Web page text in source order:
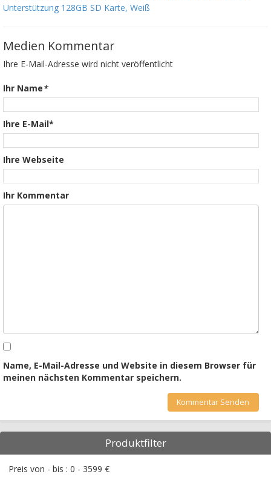
Unterstützung 128GB SD Karte, Weiß
Medien Kommentar
Ihre E-Mail-Adresse wird nicht veröffentlicht
Ihr Name*
Ihre E-Mail*
Ihre Webseite
Ihr Kommentar
Name, E-Mail-Adresse und Website in diesem Browser für
meinen nächsten Kommentar speichern.
Produktfilter
Preis von - bis : 0 - 3599 €